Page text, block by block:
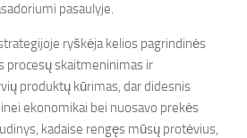
pasaulyje.
ryškėja kelios pagrindinės
procesų skaitmeninimas ir
produktų kūrimas, dar didesnis
ekonomikai bei nuosavo prekės
kadaise rengęs mūsų protėvius,